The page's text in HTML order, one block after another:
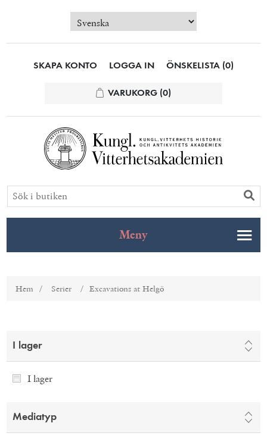
SKAPA KONTO LOGGA IN ÖNSKELISTA (0)
VARUKORG (0)
Meny
Hem / Serier / Excavations at Helgö
I lager
I lager
Mediatyp